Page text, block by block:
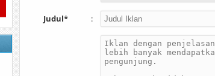
Judul* :